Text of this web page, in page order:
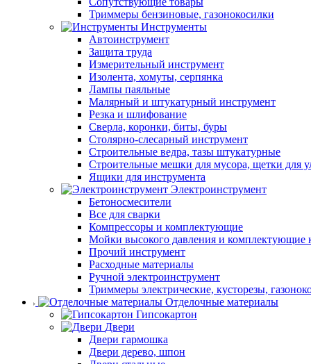
Триммеры бензиновые, газонокосилки
Инструменты
Автоинструмент
Защита труда
Измерительный инструмент
Изолента, хомуты, серпянка
Лампы паяльные
Малярный и штукатурный инструмент
Резка и шлифование
Сверла, коронки, биты, буры
Столярно-слесарный инструмент
Строительные ведра, тазы штукатурные
Строительные мешки для мусора, щетки для
Ящики для инструмента
Электроинструмент
Бетоносмесители
Все для сварки
Компрессоры и комплектующие
Мойки высокого давления и комплектующие
Прочий инструмент
Расходные материалы
Ручной электроинструмент
Триммеры электрические, кусторезы,
Отделочные материалы
Гипсокартон
Двери
Двери гармошка
Двери дерево, шпон